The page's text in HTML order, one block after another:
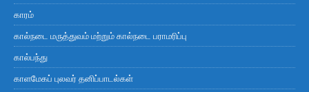
காரம்
கால்நடை மருத்துவம் மற்றும் கால்நடை பராமரிப்பு
கால்பந்து
காளமேகப் புலவர் தனிப்பாடல்கள்